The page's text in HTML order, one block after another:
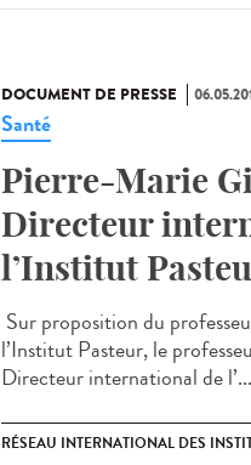
DOCUMENT DE PRESSE
Santé
Pierre-Marie
Directeur
l’Institut
Sur proposition du
l’Institut Pasteur, le
Directeur international de l’...
RÉSEAU INTERNATIONAL DES